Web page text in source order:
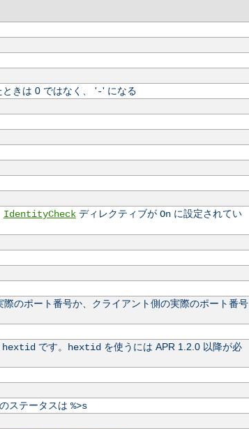
ときは 0 ではなく、 '-' になる
IdentityCheckディレクティブが Onに設定されてい
のポート番号か、クライアント側の実際のポート番号
hextidです。 hextidを使うには APR 1.2.0 以降が必
ステータスは %>s